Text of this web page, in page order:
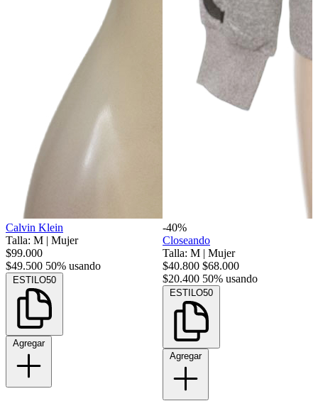
Calvin Klein
Talla: M | Mujer
$99.000
$49.500 50% usando
ESTILO50
Agregar
-40%
Closeando
Talla: M | Mujer
$40.800 $68.000
$20.400 50% usando
ESTILO50
Agregar